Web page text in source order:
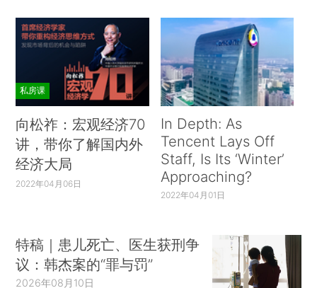
私房课
向松祚：宏观经济70
讲，带你了解国内外
经济大局
2022年04月06日
In Depth: As
Tencent Lays Off
Staff, Is Its ‘Winter’
Approaching?
2022年04月01日
特稿｜患儿死亡、医生获刑争
议：韩杰案的“罪与罚”
2026年08月10日